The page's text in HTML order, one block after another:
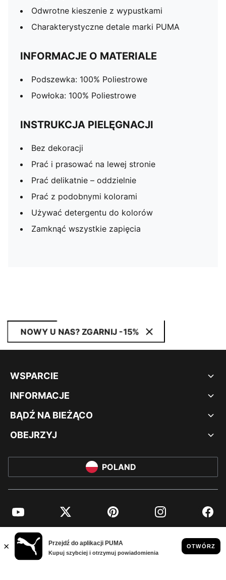
Odwrotne kieszenie z wypustkami
Charakterystyczne detale marki PUMA
INFORMACJE O MATERIALE
Podszewka: 100% Poliestrowe
Powłoka: 100% Poliestrowe
INSTRUKCJA PIELĘGNACJI
Bez dekoracji
Prać i prasować na lewej stronie
Prać delikatnie – oddzielnie
Prać z podobnymi kolorami
Używać detergentu do kolorów
Zamknąć wszystkie zapięcia
NOWY U NAS? ZGARNIJ -15%
WSPARCIE
INFORMACJE
BĄDŹ NA BIEŻĄCO
OBEJRZYJ
POLAND
YouTube Twitter Pinterest Instagram
© PUMA EUROPE GMBH, 2026. WSZYSTKIE PRAWA ZASTRZEŻONE
NADRUK FIRMOWY I DANE PRAWNE